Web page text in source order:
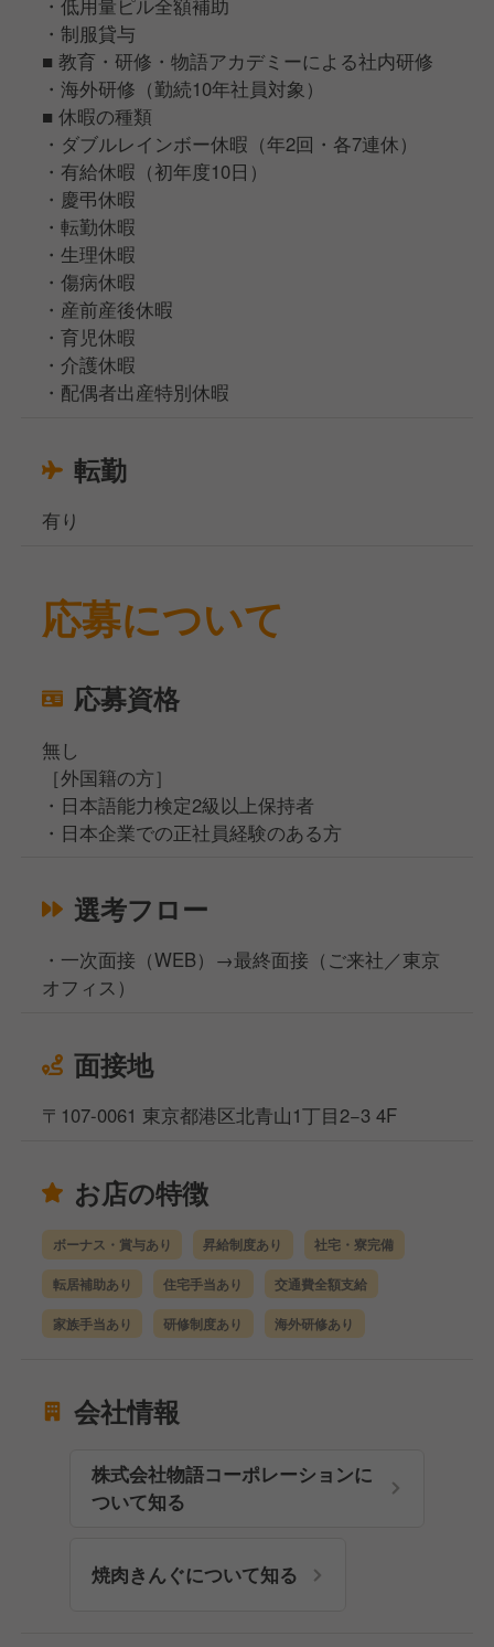
・低用量ピル全額補助
・制服貸与
■ 教育・研修・物語アカデミーによる社内研修
・海外研修（勤続10年社員対象）
■ 休暇の種類
・ダブルレインボー休暇（年2回・各7連休）
・有給休暇（初年度10日）
・慶弔休暇
・転勤休暇
・生理休暇
・傷病休暇
・産前産後休暇
・育児休暇
・介護休暇
・配偶者出産特別休暇
転勤
有り
応募について
応募資格
無し
［外国籍の方］
・日本語能力検定2級以上保持者
・日本企業での正社員経験のある方
選考フロー
・一次面接（WEB）→最終面接（ご来社／東京
オフィス）
面接地
〒107-0061 東京都港区北青山1丁目2−3 4F
お店の特徴
ボーナス・賞与あり 昇給制度あり 社宅・寮完備
転居補助あり 住宅手当あり 交通費全額支給
家族手当あり 研修制度あり 海外研修あり
会社情報
株式会社物語コーポレーションに
ついて知る
焼肉きんぐについて知る